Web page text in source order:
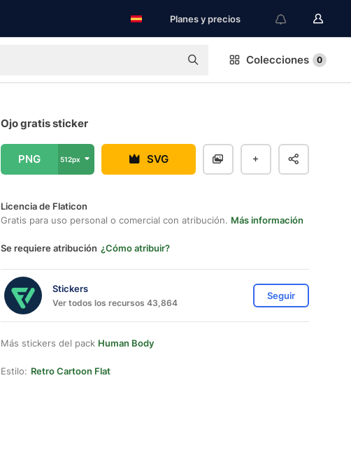
Planes y precios
Colecciones 0
Ojo gratis sticker
PNG 512px SVG
Licencia de Flaticon
Gratis para uso personal o comercial con atribución. Más información
Se requiere atribución ¿Cómo atribuir?
Stickers
Ver todos los recursos 43,864
Seguir
Más stickers del pack Human Body
Estilo: Retro Cartoon Flat